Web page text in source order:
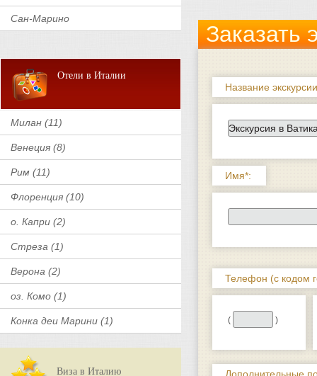
Сан-Марино
Отели в Италии
Милан (11)
Венеция (8)
Рим (11)
Флоренция (10)
о. Капри (2)
Стреза (1)
Верона (2)
оз. Комо (1)
Конка деи Марини (1)
Виза в Италию
Заказать
Название
Имя*:
Телефон (с кодом
( )